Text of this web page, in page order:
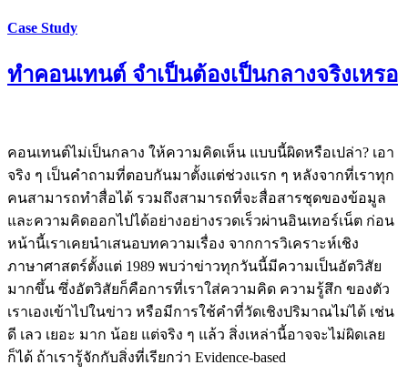
Case Study
ทำคอนเทนต์ จำเป็นต้องเป็นกลางจริงเหรอ
คอนเทนต์ไม่เป็นกลาง ให้ความคิดเห็น แบบนี้ผิดหรือเปล่า? เอา
จริง ๆ เป็นคำถามที่ตอบกันมาตั้งแต่ช่วงแรก ๆ หลังจากที่เราทุก
คนสามารถทำสื่อได้ รวมถึงสามารถที่จะสื่อสารชุดของข้อมูล
และความคิดออกไปได้อย่างอย่างรวดเร็วผ่านอินเทอร์เน็ต ก่อน
หน้านี้เราเคยนำเสนอบทความเรื่อง จากการวิเคราะห์เชิง
ภาษาศาสตร์ตั้งแต่ 1989 พบว่าข่าวทุกวันนี้มีความเป็นอัตวิสัย
มากขึ้น ซึ่งอัตวิสัยก็คือการที่เราใส่ความคิด ความรู้สึก ของตัว
เราเองเข้าไปในข่าว หรือมีการใช้คำที่วัดเชิงปริมาณไม่ได้ เช่น
ดี เลว เยอะ มาก น้อย แต่จริง ๆ แล้ว สิ่งเหล่านี้อาจจะไม่ผิดเลย
ก็ได้ ถ้าเรารู้จักกับสิ่งที่เรียกว่า Evidence-based